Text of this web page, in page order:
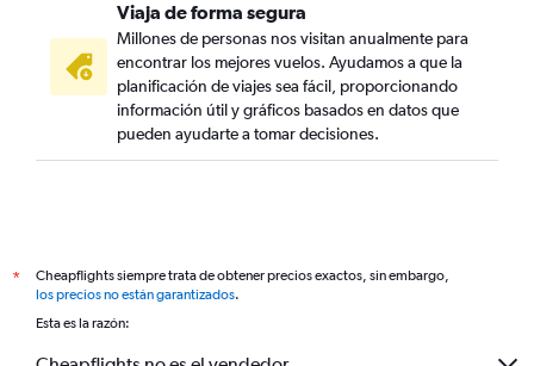
Viaja de forma segura
Millones de personas nos visitan anualmente para
encontrar los mejores vuelos. Ayudamos a que la
planificación de viajes sea fácil, proporcionando
información útil y gráficos basados en datos que
pueden ayudarte a tomar decisiones.
*
Cheapflights siempre trata de obtener precios exactos, sin embargo,
los precios no están garantizados.
Esta es la razón: